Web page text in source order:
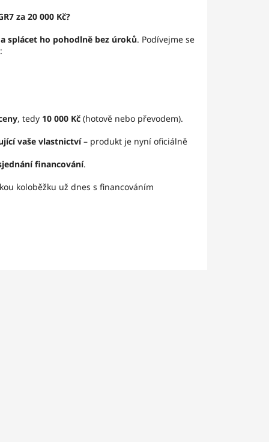
za 20 000 Kč?
splácet ho pohodlně bez úroků. Podívejme se
:
, tedy 10 000 Kč (hotově nebo převodem).
vaše vlastnictví– produkt je nyní oficiálně
financování.
koloběžku už dnes s financováním